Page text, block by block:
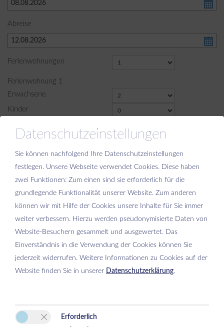
Abreise
Ferienwohnungen
Ferienwohnung 1
Erwachsene
Kinder
Weiter
Bitte aktivieren Sie in den Cookie Einstellungen die Option
"Funktionalität" für die korrekte Map-Darstellung
Cookie Einstellungen
Datenschutzeinstellungen
Sie können nachfolgend Ihre Datenschutzeinstellungen
festlegen. Unsere Webseite verwendet Cookies. Diese haben
zwei Funktionen: Zum einen sind sie erforderlich für die
grundlegende Funktionalität unserer Website. Zum anderen
können wir mit Hilfe der Cookies unsere Inhalte für Sie immer
weiter verbessern. Hierzu werden pseudonymisierte Daten von
Website-Besuchern gesammelt und ausgewertet. Das
Einverständnis in die Verwendung der Cookies können Sie
jederzeit widerrufen. Weitere Informationen zu Cookies auf der
Website finden Sie in unserer Datenschutzerklärung.
Erforderlich